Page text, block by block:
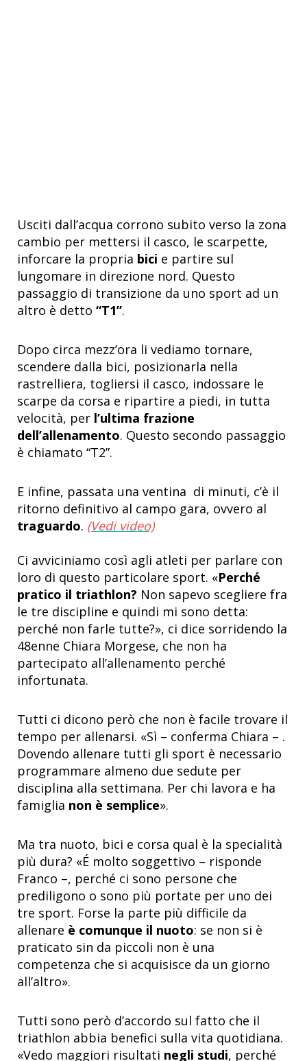
Usciti dall’acqua corrono subito verso la zona
cambio per mettersi il casco, le scarpette,
inforcare la propria bici e partire sul
lungomare in direzione nord. Questo
passaggio di transizione da uno sport ad un
altro è detto “T1”.
Dopo circa mezz’ora li vediamo tornare,
scendere dalla bici, posizionarla nella
rastrelliera, togliersi il casco, indossare le
scarpe da corsa e ripartire a piedi, in tutta
velocità, per l’ultima frazione
dell’allenamento. Questo secondo passaggio
è chiamato “T2”.
E infine, passata una ventina di minuti, c’è il
ritorno definitivo al campo gara, ovvero al
traguardo. (Vedi video)
Ci avviciniamo così agli atleti per parlare con
loro di questo particolare sport. «Perché
pratico il triathlon? Non sapevo scegliere fra
le tre discipline e quindi mi sono detta:
perché non farle tutte?», ci dice sorridendo la
48enne Chiara Morgese, che non ha
partecipato all’allenamento perché
infortunata.
Tutti ci dicono però che non è facile trovare il
tempo per allenarsi. «Sì – conferma Chiara – .
Dovendo allenare tutti gli sport è necessario
programmare almeno due sedute per
disciplina alla settimana. Per chi lavora e ha
famiglia non è semplice».
Ma tra nuoto, bici e corsa qual è la specialità
più dura? «É molto soggettivo – risponde
Franco –, perché ci sono persone che
prediligono o sono più portate per uno dei
tre sport. Forse la parte più difficile da
allenare è comunque il nuoto: se non si è
praticato sin da piccoli non è una
competenza che si acquisisce da un giorno
all’altro».
Tutti sono però d’accordo sul fatto che il
triathlon abbia benefici sulla vita quotidiana.
«Vedo maggiori risultati negli studi, perché